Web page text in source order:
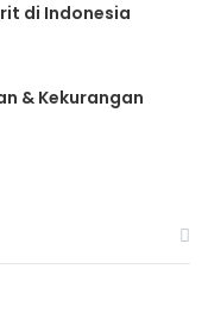
di Indonesia
& Kekurangan